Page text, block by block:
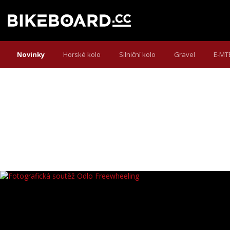
Novinky Horské kolo Silniční kolo Gravel E-